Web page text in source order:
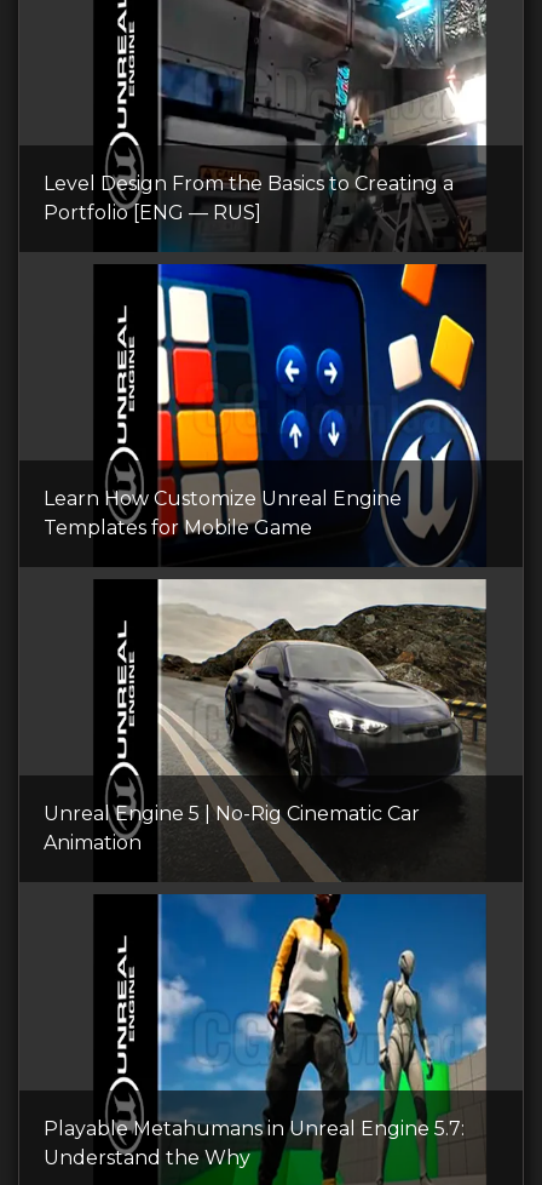
Level Design From the Basics to Creating a
Portfolio [ENG — RUS]
Learn How Customize Unreal Engine
Templates for Mobile Game
Unreal Engine 5 | No-Rig Cinematic Car
Animation
Playable Metahumans in Unreal Engine 5.7:
Understand the Why